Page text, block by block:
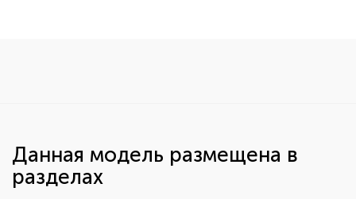
Данная модель размещена в
разделах